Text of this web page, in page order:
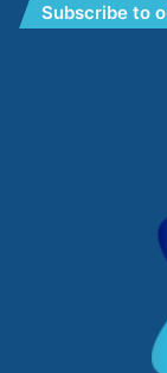
Subscribe to